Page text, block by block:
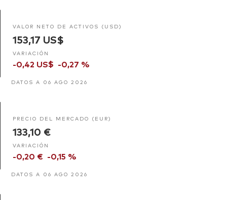
VALOR NETO DE ACTIVOS (USD)
153,17 US$
VARIACIÓN
-0,42 US$ -0,27 %
DATOS A 06 AGO 2026
PRECIO DEL MERCADO (EUR)
133,10 €
VARIACIÓN
-0,20 € -0,15 %
DATOS A 06 AGO 2026